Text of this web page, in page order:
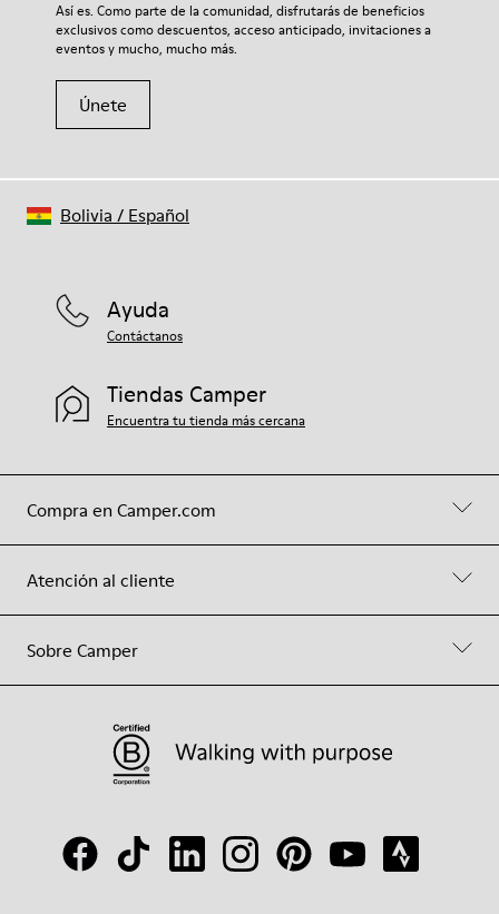
Así es. Como parte de la comunidad, disfrutarás de beneficios
exclusivos como descuentos, acceso anticipado, invitaciones a
eventos y mucho, mucho más.
Únete
Compra en Camper.com
Atención al cliente
Sobre Camper
Ayuda
Contáctanos
Tiendas Camper
Encuentra tu tienda más cercana
Bolivia / Español